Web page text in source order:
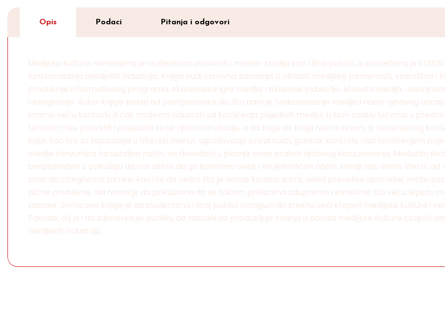
Opis Podaci Pitanja i odgovori
Medijska kultura namenjena je studentima osnovnih i master studija kao i široj publici, a posvećena je
funkcionisanja medijskih industrija. Knjiga nudi osnovna saznanja iz oblasti: medijske pismenosti, vlasništva i
produkcije informativnog programa, ekonomske igre medija, reklamne industrije, efekata medija,
inteligencije. Autor knjige polazi od pretpostavke da, što nam je funkcionisanje medija i način njihovog
imamo veću kontrolu ili čak možemo odustati od korišćenja pojedinih medija. U tom smislu bićemo u
tematici nisu posvetili i prepustili su se njihovom uticaju, a da toga do kraja nisu ni svesni. Iz neopreznog
knjizi, kao što su zapadanje u filterski mehur, ugrožavanje privatnosti, gubitak kontrole nad korišćenjem
medije konzumira na ustaljen način, ne dovodeći u pitanje svoje prakse njihovog konzumiranja. Međutim
bespoštedan u pokušaju da nas uslovi da ga koristimo uvek i na jednoličan način. Mediji nisu samo štetni,
znati da izbegnemo zamke, kao i to da nešto što je danas korisno sutra, usled prevelike upotrebe, može
slične probleme. Na nama je da pokušamo da se takvim pritiscima odupremo i koristimo što veću lepezu
zabave. Svrha ove knjige je da studentima i široj publici omogući da steknu veći stepen medijske kulture i
Takođe, cilj je i da zainteresuje publiku da nastavi da produbljuje znanja iz oblasti medijske kulture čitajući
medijskih industrija.